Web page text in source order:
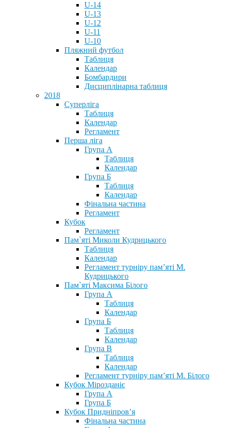
U-14
U-13
U-12
U-11
U-10
Пляжний футбол
Таблиця
Календар
Бомбардири
Дисциплінарна таблиця
2018
Суперліга
Таблиця
Календар
Регламент
Перша ліга
Група А
Таблиця
Календар
Група Б
Таблиця
Календар
Фінальна частина
Регламент
Кубок
Регламент
Пам`яті Миколи Кудрицького
Таблиця
Календар
Регламент турніру пам’яті М.
Кудрицького
Пам`яті Максима Білого
Група А
Таблиця
Календар
Група Б
Таблиця
Календар
Група В
Таблиця
Календар
Регламент турніру пам’яті М. Білого
Кубок Мірозданіє
Група А
Група Б
Кубок Придніпров’я
Фінальна частина